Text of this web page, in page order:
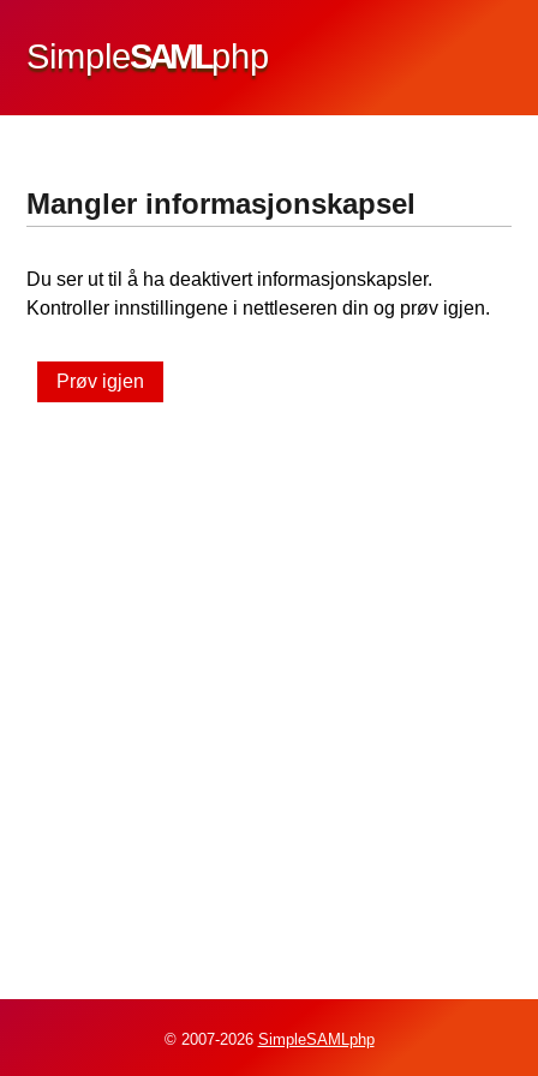
SimpleSAMLphp
Mangler informasjonskapsel
Du ser ut til å ha deaktivert informasjonskapsler.
Kontroller innstillingene i nettleseren din og prøv igjen.
Prøv igjen
© 2007-2026 SimpleSAMLphp